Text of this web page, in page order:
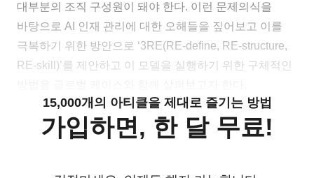
대부분의 조직 구성원이 돼야 한다. 이런 문제의식을
바탕으로 AI 인재 관리에 대한 오해들을 짚어보고 이를
극복하기 위한 방안으로 ‘3RE(RE-define, RE-structure,
RE-skill)’를 제안하고 이 모델을 실행하기 위한 구체적인
15,000개의 아티클을 제대로 즐기는 방법
가입하면, 한 달 무료!